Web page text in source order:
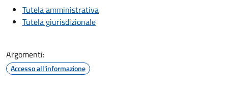
Tutela amministrativa
Tutela giurisdizionale
Argomenti:
Accesso all'informazione